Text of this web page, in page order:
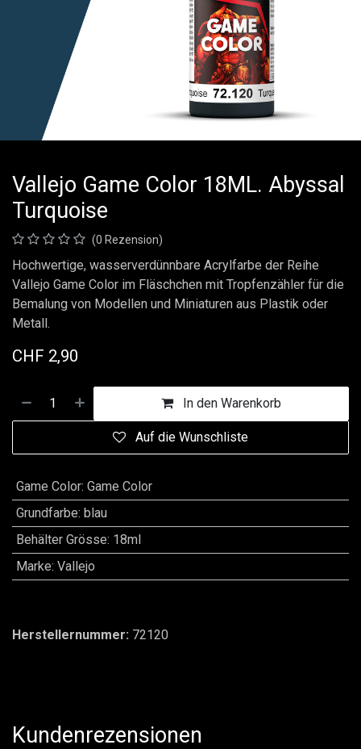
Vallejo Game Color 18ML. Abyssal
Turquoise
(0 Rezension)
Hochwertige, wasserverdünnbare Acrylfarbe der Reihe
Vallejo Game Color im Fläschchen mit Tropfenzähler für die
Bemalung von Modellen und Miniaturen aus Plastik oder
Metall.
CHF 2,90
In den Warenkorb
Auf die Wunschliste
Game Color: Game Color
Grundfarbe: blau
Behälter Grösse: 18ml
Marke: Vallejo
Herstellernummer: 72120
Kundenrezensionen